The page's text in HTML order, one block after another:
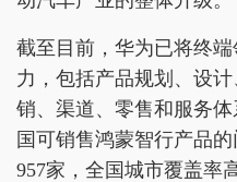
截至目前，华为已将终
力，包括产品规划、设
销、渠道、零售和服务
国可销售鸿蒙智行产品
957家，全国城市覆盖率